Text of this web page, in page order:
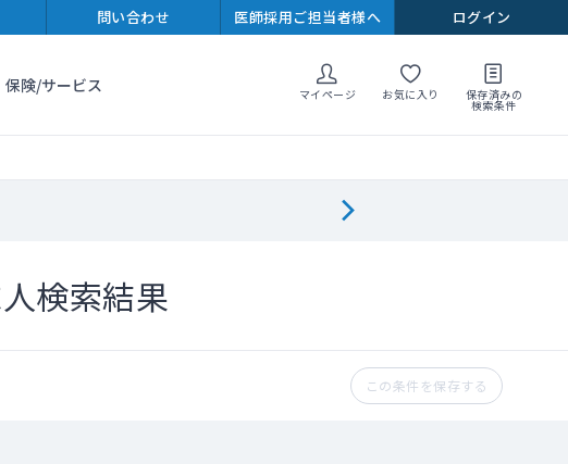
問い合わせ 医師採用ご担当者様へ ログイン
保険/サービス マイページ お気に入り 保存済みの
検索条件
検索結果
この条件を保存する